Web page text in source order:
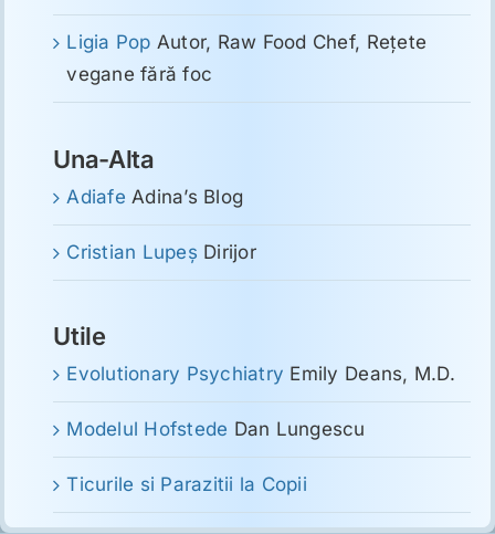
Ligia Pop Autor, Raw Food Chef, Reţete
vegane fără foc
Una-Alta
Adiafe Adina’s Blog
Cristian Lupeş Dirijor
Utile
Evolutionary Psychiatry Emily Deans, M.D.
Modelul Hofstede Dan Lungescu
Ticurile si Parazitii la Copii